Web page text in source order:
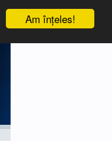
Am înţeles!